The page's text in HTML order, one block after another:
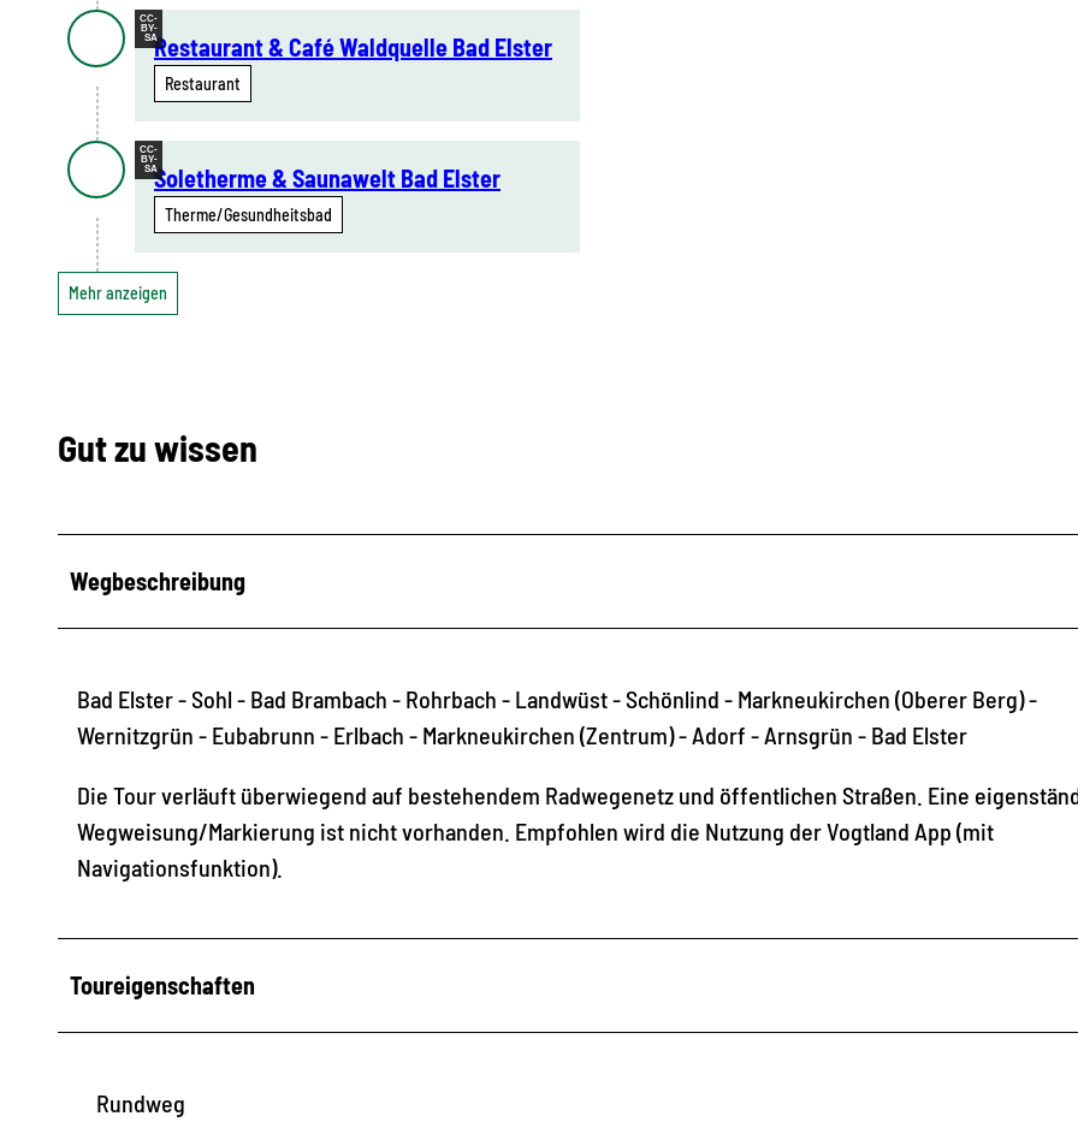
CC-
BY-
SARestaurant & Café Waldquelle Bad Elster
Restaurant
CC-
BY-
SASoletherme & Saunawelt Bad Elster
Therme/Gesundheitsbad
Mehr anzeigen
Gut zu wissen
Wegbeschreibung
Bad Elster - Sohl - Bad Brambach - Rohrbach - Landwüst - Schönlind - Markneukirchen (Oberer Berg) -
Wernitzgrün - Eubabrunn - Erlbach - Markneukirchen (Zentrum) - Adorf - Arnsgrün - Bad Elster
Die Tour verläuft überwiegend auf bestehendem Radwegenetz und öffentlichen Straßen. Eine
Wegweisung/Markierung ist nicht vorhanden. Empfohlen wird die Nutzung der Vogtland App (mit
Navigationsfunktion).
Toureigenschaften
Rundweg